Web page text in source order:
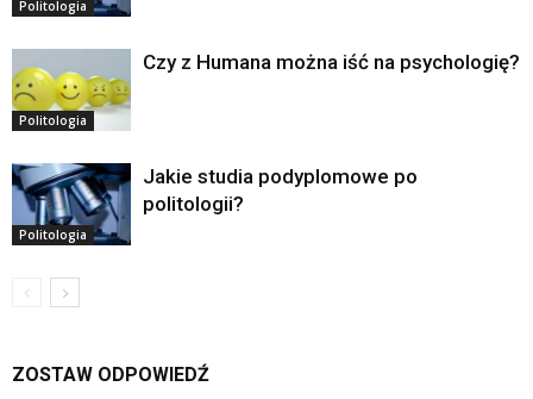
Politologia
Politologia
Czy z Humana można iść na psychologię?
Politologia
Jakie studia podyplomowe po
politologii?
ZOSTAW ODPOWIEDŹ